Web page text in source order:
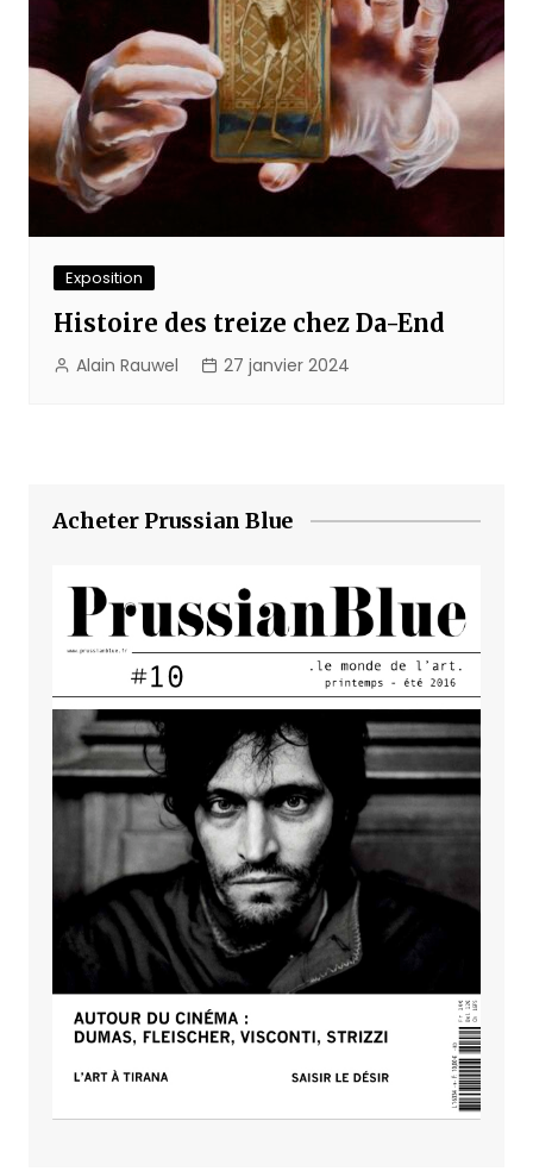
Exposition
Histoire des treize chez Da-End
Alain Rauwel 27 janvier 2024
Acheter Prussian Blue